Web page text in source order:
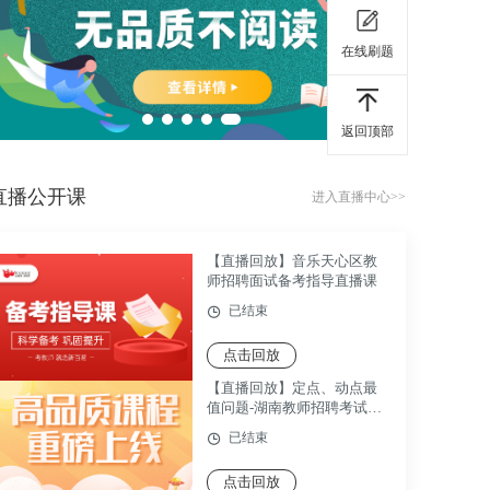
播公开课 进入直播中心>>
【直播回放】音乐天心区教
师招聘面试备考指导直播课
已结束
点击回放
【直播回放】定点、动点最
值问题-湖南教师招聘考试数
学考点精讲课
已结束
点击回放
在线刷题
返回顶部